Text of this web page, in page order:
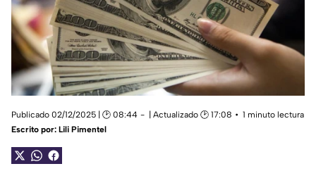
Publicado 02/12/2025 | 🕑 08:44 | Actualizado 🕑 17:08
1 minuto lectura
Escrito por: Lili Pimentel